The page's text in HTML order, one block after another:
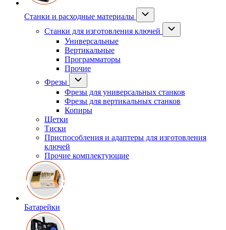
Станки и расходные материалы
Станки для изготовления ключей
Универсальные
Вертикальные
Программаторы
Прочие
Фрезы
Фрезы для универсальных станков
Фрезы для вертикальных станков
Копиры
Щетки
Тиски
Приспособления и адаптеры для изготовления
ключей
Прочие комплектующие
Батарейки